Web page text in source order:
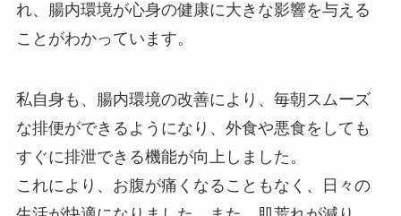
れ、腸内環境が心身の健康に大きな影響を与える
ことがわかっています。
私自身も、腸内環境の改善により、毎朝スムーズ
な排便ができるようになり、外食や悪食をしても
すぐに排泄できる機能が向上しました。
これにより、お腹が痛くなることもなく、日々の